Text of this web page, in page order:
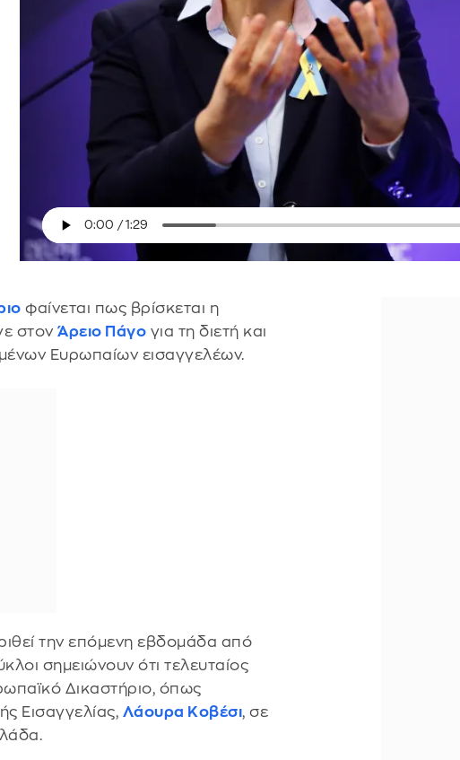
φαίνεται πως βρίσκεται η
στονΆρειο Πάγο για τη διετή και
Ευρωπαίων εισαγγελέων.
την επόμενη εβδομάδα από
σημειώνουν ότι τελευταίος
Δικαστήριο, όπως
Εισαγγελίας, Λάουρα Κοβέσι, σε